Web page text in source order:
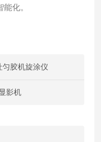
化。
匀胶机旋涂仪
影机